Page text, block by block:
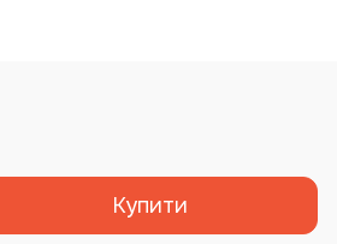
Купити